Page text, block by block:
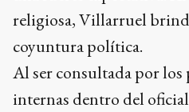
religiosa, Villarruel
coyuntura política.
Al ser consultada por los
internas dentro del